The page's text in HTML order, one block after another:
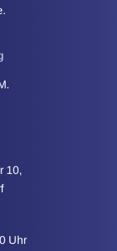
10,
Uhr